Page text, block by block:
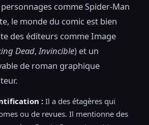
comme Spider-Man
le monde du comic est bien
des éditeurs comme Image
Dead,Invincible) et un
de roman graphique
: Il a des étagères qui
ou de revues. Il mentionne des